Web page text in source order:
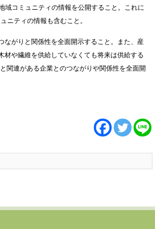
域コミュニティの情報を公開すること。これに
ニティの情報も含むこと。
ながりと関係性を全面開示すること。また、産
や繊維を供給していなくても将来は供給する
関連がある企業とのつながりや関係性を全面開